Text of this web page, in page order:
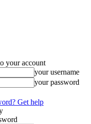
your account
your username
your password
Get help